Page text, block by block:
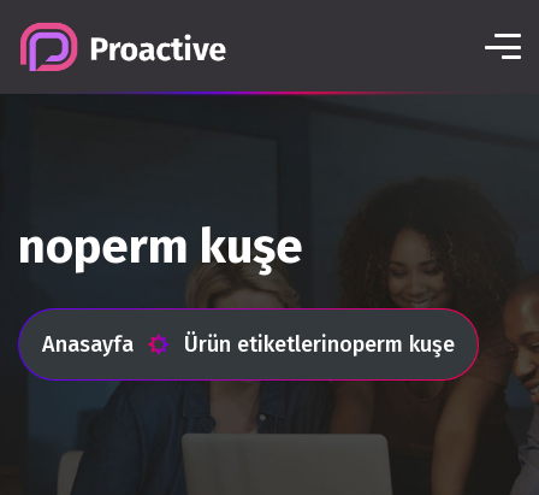
noperm kuşe
Anasayfa Ürün etiketlerinoperm kuşe